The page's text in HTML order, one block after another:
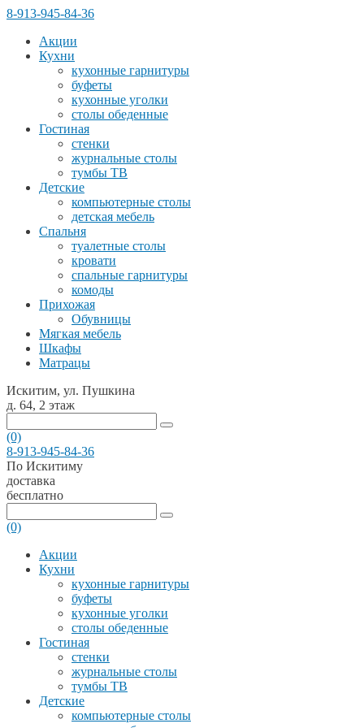
8-913-945-84-36
Акции
Кухни
кухонные гарнитуры
буфеты
кухонные уголки
столы обеденные
Гостиная
стенки
журнальные столы
тумбы ТВ
Детские
компьютерные столы
детская мебель
Спальня
туалетные столы
кровати
спальные гарнитуры
комоды
Прихожая
Обувницы
Мягкая мебель
Шкафы
Матрацы
Искитим, ул. Пушкина
д. 64, 2 этаж
(0)
8-913-945-84-36
По Искитиму
доставка
бесплатно
(0)
Акции
Кухни
кухонные гарнитуры
буфеты
кухонные уголки
столы обеденные
Гостиная
стенки
журнальные столы
тумбы ТВ
Детские
компьютерные столы